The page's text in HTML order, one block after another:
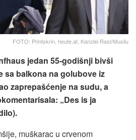
FOTO: Printskrin, heute.at, Kanzlei Rast/Musliu
jedan 55-godišnji bivši
sa balkona na golubove iz
zaprepašćenje na sudu, a
„Des is ja
muškarac u crvenom